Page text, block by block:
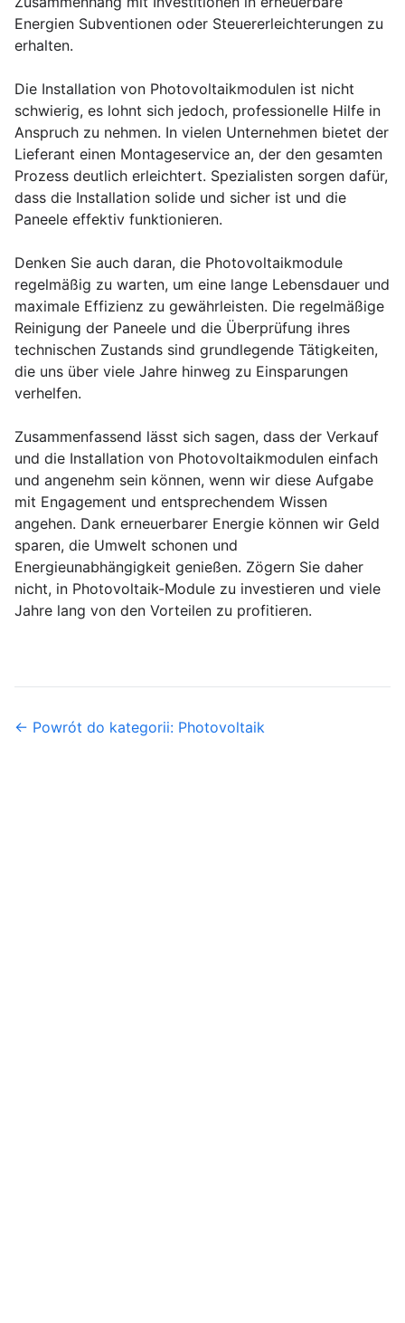
Energien Subventionen oder Steuererleichterungen zu
erhalten.
Die Installation von Photovoltaikmodulen ist nicht
schwierig, es lohnt sich jedoch, professionelle Hilfe in
Anspruch zu nehmen. In vielen Unternehmen bietet der
Lieferant einen Montageservice an, der den gesamten
Prozess deutlich erleichtert. Spezialisten sorgen dafür,
dass die Installation solide und sicher ist und die
Paneele effektiv funktionieren.
Denken Sie auch daran, die Photovoltaikmodule
regelmäßig zu warten, um eine lange Lebensdauer und
maximale Effizienz zu gewährleisten. Die regelmäßige
Reinigung der Paneele und die Überprüfung ihres
technischen Zustands sind grundlegende Tätigkeiten,
die uns über viele Jahre hinweg zu Einsparungen
verhelfen.
Zusammenfassend lässt sich sagen, dass der Verkauf
und die Installation von Photovoltaikmodulen einfach
und angenehm sein können, wenn wir diese Aufgabe
mit Engagement und entsprechendem Wissen
angehen. Dank erneuerbarer Energie können wir Geld
sparen, die Umwelt schonen und
Energieunabhängigkeit genießen. Zögern Sie daher
nicht, in Photovoltaik-Module zu investieren und viele
Jahre lang von den Vorteilen zu profitieren.
← Powrót do kategorii: Photovoltaik